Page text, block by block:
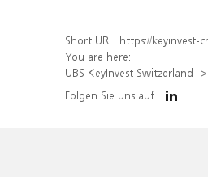
Short URL: https://keyinvest-ch.ubs.com/
You are here:
UBS KeyInvest Switzerland
Folgen Sie uns auf